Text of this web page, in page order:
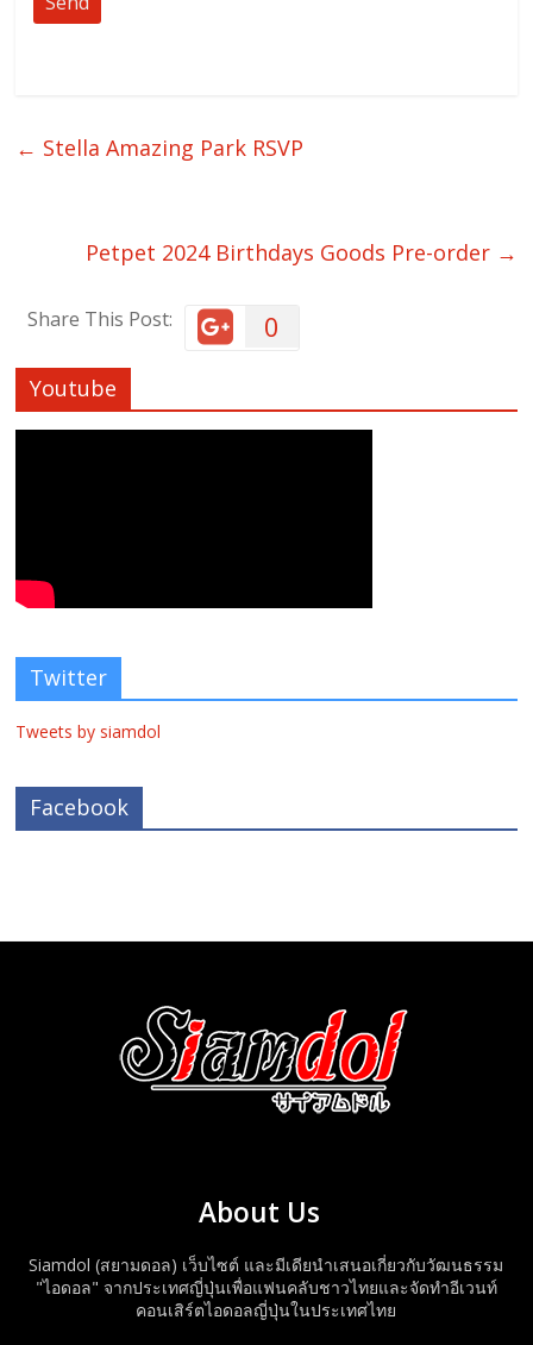
← Stella Amazing Park RSVP
Petpet 2024 Birthdays Goods Pre-order →
Share This Post: 0
Youtube
Twitter
Tweets by siamdol
Facebook
About Us
Siamdol (สยามดอล) เว็บไซต์ และมีเดียนำเสนอเกี่ยวกับวัฒนธรรม
"ไอดอล" จากประเทศญี่ปุ่นเพื่อแฟนคลับชาวไทยและจัดทำอีเวนท์
คอนเสิร์ตไอดอลญี่ปุ่นในประเทศไทย